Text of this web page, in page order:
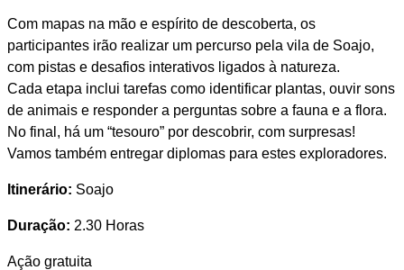
Com mapas na mão e espírito de descoberta, os
participantes irão realizar um percurso pela vila de Soajo,
com pistas e desafios interativos ligados à natureza.
Cada etapa inclui tarefas como identificar plantas, ouvir sons
de animais e responder a perguntas sobre a fauna e a flora.
No final, há um “tesouro” por descobrir, com surpresas!
Vamos também entregar diplomas para estes exploradores.
Itinerário: Soajo
Duração: 2.30 Horas
Ação gratuita